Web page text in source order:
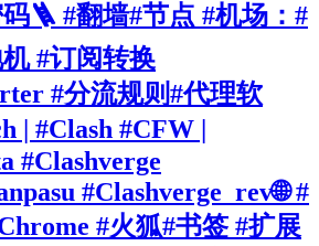
🪜 #翻墙#节点 #机场：#
#订阅转换
#分流规则#代理软
| #Clash #CFW |
#Clashverge
#Clashverge_rev🌐 #
#火狐#书签 #扩展